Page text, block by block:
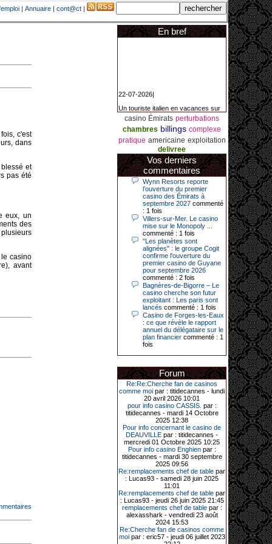
| Annuaire | cont@ct |
c'est
dans
et
pas été
eux, un
des
le casino
avant
En bref
la Côte d’Azur a remporté un
jackpot exceptionnel de 84.631
euros dans la nuit de samedi à
dimanche au Casino Barrière Le
Croisette à Cannes. Il s’agit d’un
nouveau record de gains de l’année
2026 pour cet établissement.
14-04-2026|
Dimanche 12 avril 2026, cette date
restera gravée dans la mémoire de
ce joueur du casino de Saint-Quay-
Portrieux (Côtes-d’Armor).
Ce quinquagénaire, habitant Plouha
mais souhaitant garder l’anonymat,
a eu l’énorme surprise de décrocher
un jackpot record de 82 426 €.
Le plus gros gain gagné depuis plus
de 20 ans dans l’établissement.
31-03-2026|
Série de jackpots au casino JOA de
Gujan-Mestras : ce mois de mars a
été fructueux pour quelques
joueurs. D’abord avec 44 207 euros
une machine à sous pour une mise
initiale de 5,28 €. Puis quelques
jours plus tard, le vendredi 27 mars,
un joueur a décroché 12 086 euros
sur une autre machine à sous.
Enfin, troisième et dernier jackpot,
record cette fois-ci, le samedi 28
mars dernier. Quelque 111 322
euros ont été remportés sur la table
d’Ultimate Texas Hold’em Poker,
grâce à une mise de 5 euros sur la
case bonus et une quinte flush
royale. Ces gains ont été annoncés
dans un communiqué diffusé par le
casino ce lundi 30 mars en soirée.
11-01-2026|
Dimanche 11 janvier, en soirée, une
cliente retraitée de 78 ans, habitant
Trémuson, a eu l’énorme surprise
casino Émirats perturbations
chambres billings complexe
pratique americaine exploitation
delivree
Vos derniers
commentaires
Wynn Resorts reporte
l’ouverture du premier
casino des Émirats à
septembre 2027 commenté
: 1 fois
Villers-sur-Mer. Le casino
mise sur le Monopoly ...
commenté : 1 fois
"Les planètes sont
alignées" : le groupe Cogit
confirme l'ouverture du
premier casino de Guyane
pour septembre 2026
commenté : 2 fois
Bagnères-de-Bigorre – Le
casino cherche son futur
exploitant : Les paris sont
lancés commenté : 1 fois
Casino de Forges-les-Eaux
: ce que révèle le rapport
annuel du délégataire sur le
plan financier commenté : 1
fois
Forum
Re:Re:Cherche fan de casinos
comme moi par : titidecannes - lundi
20 avril 2026 10:01
pour info casino CASSIS. par :
titidecannes - mardi 14 Octobre
2025 12:38
Pour info concernant le casino de
DEAUVILLE par : titidecannes -
mercredi 01 Octobre 2025 10:25
Pour info casino Enghienpar :
titidecannes - mardi 30 septembre
2025 09:56
Re:remplacements chef de table par
: Lucas93 - samedi 28 juin 2025
11:01
Re:remplacements chef de table par
: Lucas93 - jeudi 26 juin 2025 21:45
remplacements chef de tablepar :
alexasshark - vendredi 23 août
2024 15:53
Re:Cherche fan de casinos comme
moipar : eric57 - jeudi 06 juillet 2023